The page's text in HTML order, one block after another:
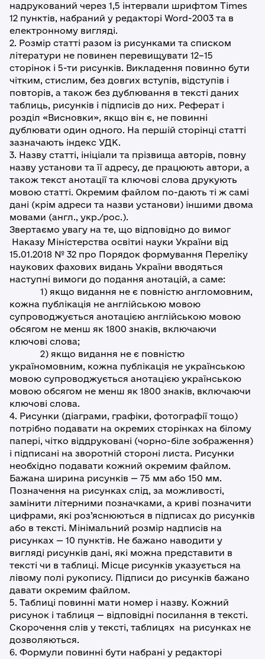
надрукований через 1,5 інтервали шрифтом Times
12 пунктів, набраний у редакторі Word-2003 та в
електронному вигляді.
2. Розмір статті разом із рисунками та списком
літератури не повинен перевищувати 12–15
сторінок і 5-ти рисунків. Викладення повинно бути
чітким, стислим, без довгих вступів, відступів і
повторів, а також без дублювання в тексті даних
таблиць, рисунків і підписів до них. Реферат і
розділ «Висновки», якщо він є, не повинні
дублювати один одного. На першій сторінці статті
зазначають індекс УДК.
3. Назву статті, ініціали та прізвища авторів, повну
назву установи та її адресу, де працюють автори, а
також текст анотації та ключові слова друкують
мовою статті. Окремим файлом по-дають ті ж самі
дані (крім адреси та назви установи) іншими двома
мовами (англ., укр./рос.).
Звертаємо увагу на те, що відповідно до вимог
Наказу Міністерства освітиі науки України від
15.01.2018 № 32 про Порядок формування Переліку
наукових фахових видань України вводяться
наступні вимоги до подання анотацій, а саме:
1) якщо видання не є повністю англомовним,
кожна публікація не англійською мовою
супроводжується анотацією англійською мовою
обсягом не менш як 1800 знаків, включаючи
ключові слова;
2) якщо видання не є повністю
україномовним, кожна публікація не українською
мовою супроводжується анотацією українською
мовою обсягом не менш як 1800 знаків, включаючи
ключові слова.
4. Рисунки (діаграми, графіки, фотографії тощо)
потрібно подавати на окремих сторінках на білому
папері, чітко віддруковані (чорно-біле зображення)
і підписані на зворотній стороні листа. Рисунки
необхідно подавати кожний окремим файлом.
Бажана ширина рисунків — 75 мм або 150 мм.
Позначення на рисунках слід, за можливості,
замінити літерними позначками, а криві позначити
цифрами, які роз’яснюються в підписах до рисунків
або в тексті. Мінімальний розмір надписів на
рисунках — 10 пунктів. Не бажано наводити у
вигляді рисунків дані, які можна представити в
тексті чи в таблиці. Місце рисунків указується на
лівому полі рукопису. Підписи до рисунків бажано
давати окремим файлом.
5. Таблиці повинні мати номер і назву. Кожний
рисунок і таблиця — відповідні посилання в тексті.
Скорочення слів у тексті, таблицях на рисунках не
дозволяються.
6. Формули повинні бути набрані у редакторі